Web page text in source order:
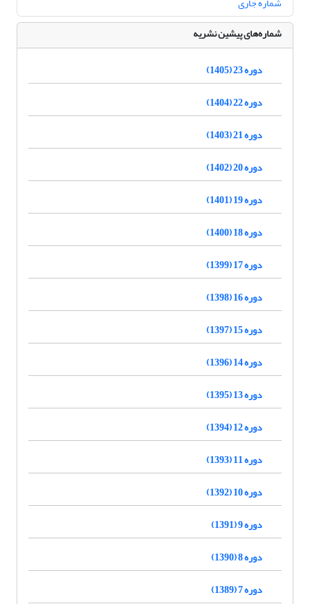
شماره‌های پیشین نشریه
دوره 23 (1405)
دوره 22 (1404)
دوره 21 (1403)
دوره 20 (1402)
دوره 19 (1401)
دوره 18 (1400)
دوره 17 (1399)
دوره 16 (1398)
دوره 15 (1397)
دوره 14 (1396)
دوره 13 (1395)
دوره 12 (1394)
دوره 11 (1393)
دوره 10 (1392)
دوره 9 (1391)
دوره 8 (1390)
دوره 7 (1389)